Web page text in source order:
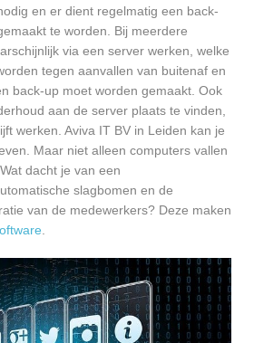
en er dient regelmatig een back-
te worden. Bij meerdere
via een server werken, welke
tegen aanvallen van buitenaf en
back-up moet worden gemaakt. Ook
aan de server plaats te vinden,
werken. Aviva IT BV in Leiden kan je
Maar niet alleen computers vallen
dacht je van een
slagbomen en de
van de medewerkers? Deze maken
.